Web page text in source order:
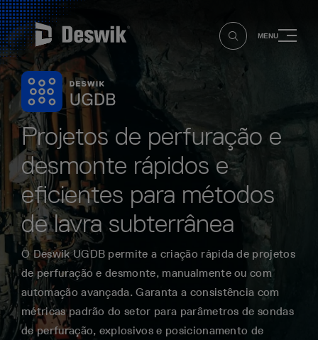
MENU
Projetos de perfuração e
desmonte rápidos e
eficientes para métodos
de lavra subterrânea
O Deswik UGDB permite a criação rápida de projetos
de perfuração e desmonte, manualmente ou com
automação avançada. Garanta a consistência com
métricas padrão do setor para parâmetros de sondas
de perfuração, explosivos e posicionamento de